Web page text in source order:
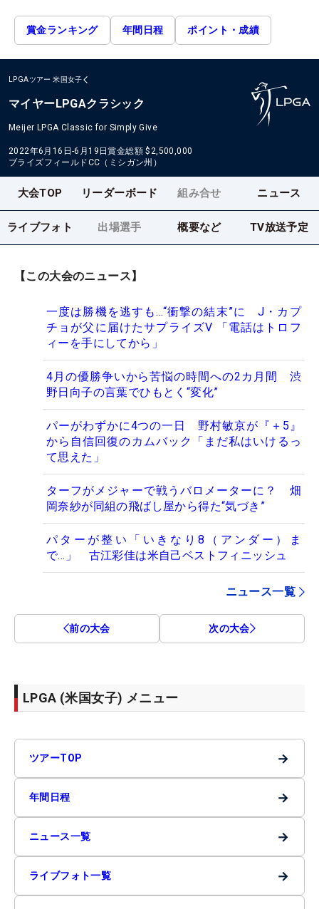
賞金ランキング 年間日程 ポイント・成績
LPGAツアー 米国女子
マイヤーLPGAクラシック
Meijer LPGA Classic for Simply Give
2022年6月16日-6月19日賞金総額 $2,500,000
ブライズフィールドCC（ミシガン州）
大会TOP リーダーボード 組み合せ ニュース
ライブフォト 出場選手 概要など TV放送予定
【この大会のニュース】
一度は勝機を逃すも…“衝撃の結末”に J・カプ
チョが父に届けたサプライズV 「電話はトロフ
ィーを手にしてから」
4月の優勝争いから苦悩の時間への2カ月間 渋
野日向子の言葉でひもとく“変化”
パーがわずかに4つの一日 野村敏京が『＋5』
から自信回復のカムバック「まだ私はいけるっ
て思えた」
ターフがメジャーで戦うバロメーターに？ 畑
岡奈紗が同組の飛ばし屋から得た“気づき”
パターが整い「いきなり8（アンダー）ま
で…」 古江彩佳は米自己ベストフィニッシュ
ニュース一覧
前の大会 次の大会
LPGA (米国女子) メニュー
ツアーTOP →
年間日程 →
ニュース一覧 →
ライブフォト一覧 →